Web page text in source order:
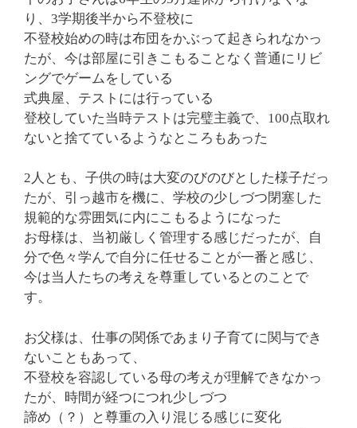
り、3学期後半から不登校に
不登校始めの時は布団をかぶって起きられなかっ
たが、今は部屋に引きこもることなく普通にリビ
ングでゲームをしている
式典屋、テストには行っている
登校していた当時テストは完璧主義で、100点取れ
ないと捨てているようなところもあった
2人とも、子供の時は大変のびのびとした様子だっ
たが、引っ越市を機に、学校の少しづつ閉塞した
規範的な雰囲気に内にこもるようになった
お母様は、当初厳しく管理する感じだったが、自
分で色々学んで自分に任せることが一番と感じ、
今は当人たちの考えを尊重しているとのことで
す。
お父様は、仕事の関係であまり子育てに関与でき
ないこともあって、
不登校を容認している母の考えが理解できなかっ
たが、時間が経つにつれ少しづつ
諦め（？）と尊重の入り混じる感じに変化